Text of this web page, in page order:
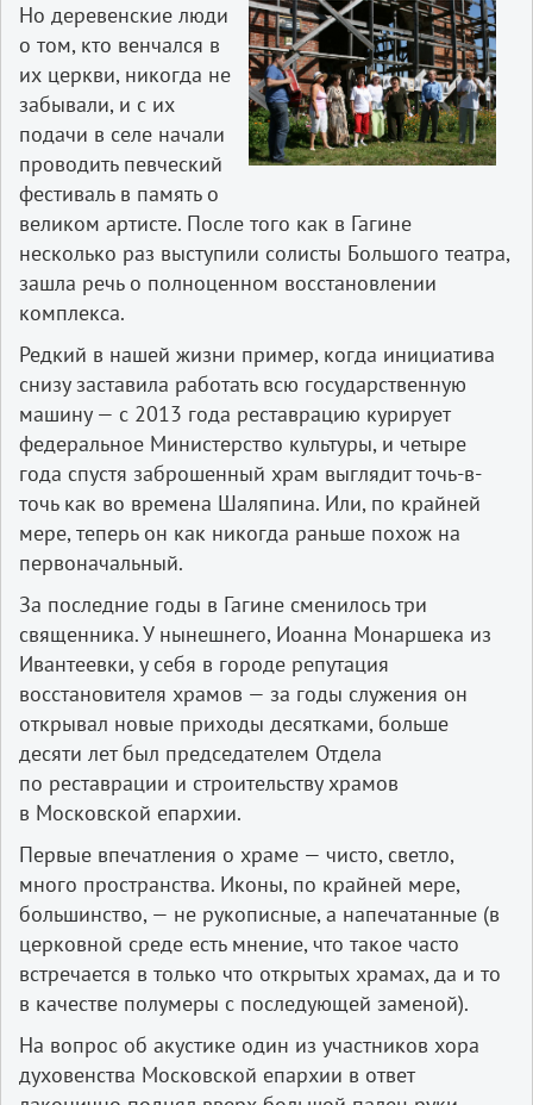
Но деревенские люди
о том, кто венчался в
их церкви, никогда не
забывали, и с их
подачи в селе начали
проводить певческий
фестиваль в память о
великом артисте. После того как в Гагине
несколько раз выступили солисты Большого театра,
зашла речь о полноценном восстановлении
комплекса.
Редкий в нашей жизни пример, когда инициатива
снизу заставила работать всю государственную
машину — с 2013 года реставрацию курирует
федеральное Министерство культуры, и четыре
года спустя заброшенный храм выглядит точь-в-
точь как во времена Шаляпина. Или, по крайней
мере, теперь он как никогда раньше похож на
первоначальный.
За последние годы в Гагине сменилось три
священника. У нынешнего, Иоанна Монаршека из
Ивантеевки, у себя в городе репутация
восстановителя храмов — за годы служения он
открывал новые приходы десятками, больше
десяти лет был председателем Отдела
по реставрации и строительству храмов
в Московской епархии.
Первые впечатления о храме — чисто, светло,
много пространства. Иконы, по крайней мере,
большинство, — не рукописные, а напечатанные (в
церковной среде есть мнение, что такое часто
встречается в только что открытых храмах, да и то
в качестве полумеры с последующей заменой).
На вопрос об акустике один из участников хора
духовенства Московской епархии в ответ